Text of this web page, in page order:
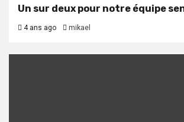
Un sur deux pour notre équipe
4 ans ago mikael